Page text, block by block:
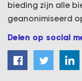
bieding zijn alle
geanonimiseerd
Delen op social